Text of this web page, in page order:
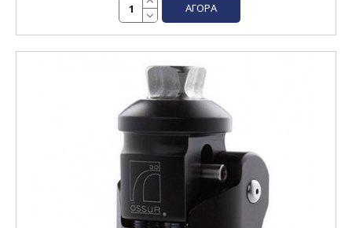
ΑΓΟΡΆ